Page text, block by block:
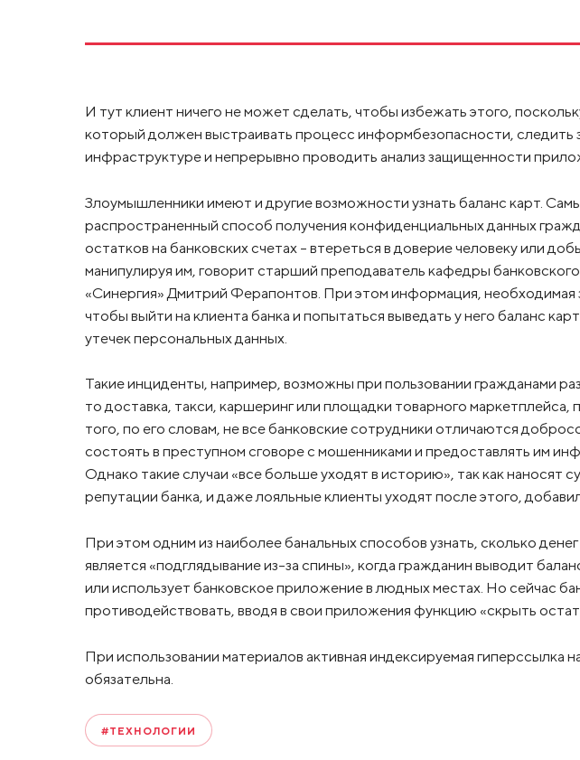
И тут клиент ничего не может сделать, чтобы избежать этого,
который должен выстраивать процесс информбезопасности, следить
инфраструктуре и непрерывно проводить анализ защищенности
Злоумышленники имеют и другие возможности узнать баланс карт.
распространенный способ получения конфиденциальных данных
остатков на банковских счетах – втереться в доверие человеку или
манипулируя им, говорит старший преподаватель кафедры
«Синергия» Дмитрий Ферапонтов. При этом информация, необходимая
чтобы выйти на клиента банка и попытаться выведать у него баланс
утечек персональных данных.
Такие инциденты, например, возможны при пользовании гражданами
то доставка, такси, каршеринг или площадки товарного маркетплейса,
того, по его словам, не все банковские сотрудники отличаются
состоять в преступном сговоре с мошенниками и предоставлять им
Однако такие случаи «все больше уходят в историю», так как наносят
репутации банка, и даже лояльные клиенты уходят после этого,
При этом одним из наиболее банальных способов узнать, сколько денег
является «подглядывание из-за спины», когда гражданин выводит
или использует банковское приложение в людных местах. Но сейчас
противодействовать, вводя в свои приложения функцию «скрыть
При использовании материалов активная индексируемая гиперссылка
обязательна.
#ТЕХНОЛОГИИ